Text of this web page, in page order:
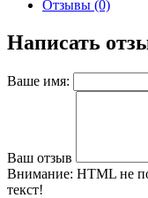
Отзывы (0)
Написать
Ваше имя:
Ваш отзыв
Внимание: HTML не
текст!